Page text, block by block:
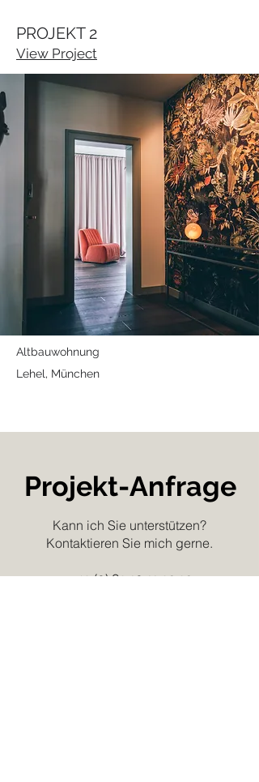
PROJEKT 2
View Project
Altbauwohnung
Lehel, München
Projekt-Anfrage
Kann ich Sie unterstützen?
Kontaktieren Sie mich gerne.
+ 49 (0) 89 10 11 92 92